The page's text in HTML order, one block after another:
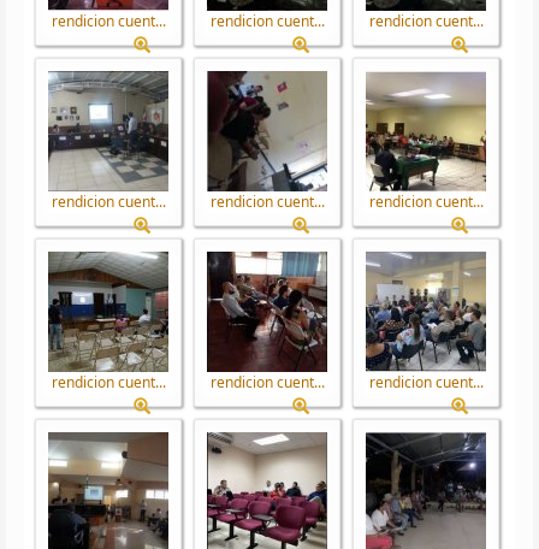
rendicion cuent... rendicion cuent... rendicion cuent...
rendicion cuent... rendicion cuent... rendicion cuent...
rendicion cuent... rendicion cuent... rendicion cuent...